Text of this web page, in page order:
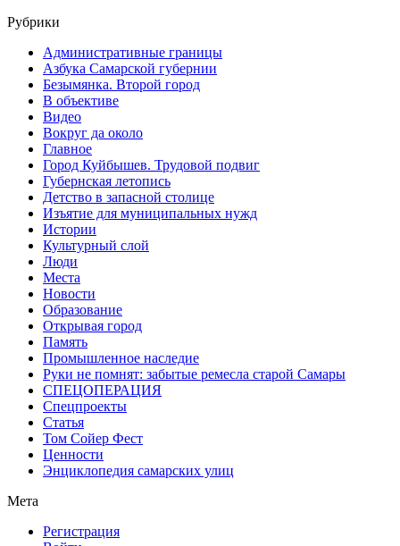
Рубрики
Административные границы
Азбука Самарской губернии
Безымянка. Второй город
В объективе
Видео
Вокруг да около
Главное
Город Куйбышев. Трудовой подвиг
Губернская летопись
Детство в запасной столице
Изъятие для муниципальных нужд
Истории
Культурный слой
Люди
Места
Новости
Образование
Открывая город
Память
Промышленное наследие
Руки не помнят: забытые ремесла старой Самары
СПЕЦОПЕРАЦИЯ
Спецпроекты
Статья
Том Сойер Фест
Ценности
Энциклопедия самарских улиц
Мета
Регистрация